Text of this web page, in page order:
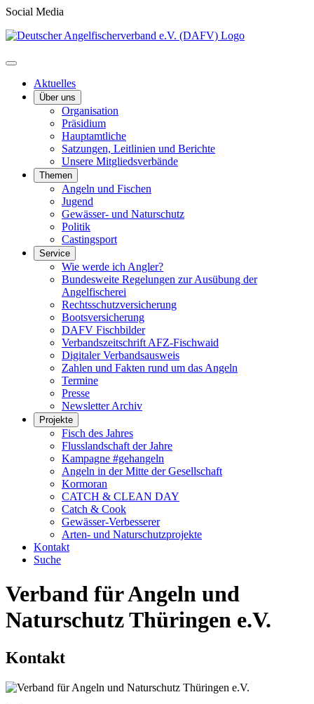
Social Media
Aktuelles
Über uns
Organisation
Präsidium
Hauptamtliche
Satzungen, Leitlinien und Berichte
Unsere Mitgliedsverbände
Themen
Angeln und Fischen
Jugend
Gewässer- und Naturschutz
Politik
Castingsport
Service
Wie werde ich Angler?
Bundesweite Regelungen zur Ausübung der
Angelfischerei
Rechtsschutzversicherung
Bootsversicherung
DAFV Fischbilder
Verbandszeitschrift AFZ-Fischwaid
Digitaler Verbandsausweis
Zahlen und Fakten rund um das Angeln
Termine
Presse
Newsletter Archiv
Projekte
Fisch des Jahres
Flusslandschaft der Jahre
Kampagne #gehangeln
Angeln in der Mitte der Gesellschaft
Kormoran
CATCH & CLEAN DAY
Catch & Cook
Gewässer-Verbesserer
Arten- und Naturschutzprojekte
Kontakt
Suche
Verband für Angeln und
Naturschutz Thüringen e.V.
Kontakt